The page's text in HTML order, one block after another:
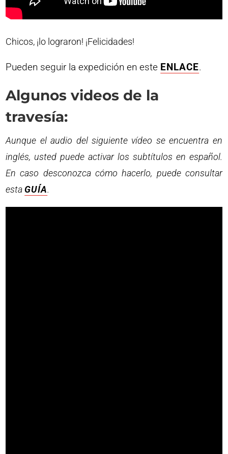
Chicos, ¡lo lograron! ¡Felicidades!
Pueden seguir la expedición en este ENLACE.
Algunos videos de la
travesía:
Aunque el audio del siguiente vídeo se encuentra en
inglés, usted puede activar los subtítulos en español.
En caso desconozca cómo hacerlo, puede consultar
esta GUÍA.